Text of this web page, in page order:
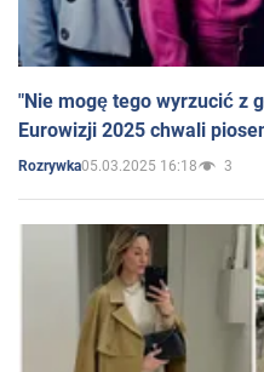
"Nie mogę tego wyrzucić z
Eurowizji 2025 chwali
Rozrywka05.03.2025 16:18 3